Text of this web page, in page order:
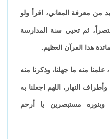
من معرفة المعاني، اقرأ ولو
ثم تحيي سنة المدارسة
هذا القرآن العظيم.
علمنا منه ما جهلنا، وذكرنا منه
وأطراف النهار، اللهم اجعلنا به
وبنوره مستبصرين يا أرحم